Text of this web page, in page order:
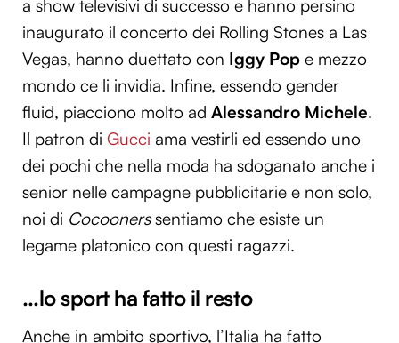
a show televisivi di successo e hanno persino
inaugurato il concerto dei Rolling Stones a Las
Vegas, hanno duettato con Iggy Pop e mezzo
mondo ce li invidia. Infine, essendo gender
fluid, piacciono molto ad Alessandro Michele.
Il patron di Gucci ama vestirli ed essendo uno
dei pochi che nella moda ha sdoganato anche i
senior nelle campagne pubblicitarie e non solo,
noi di Cocoonerssentiamo che esiste un
legame platonico con questi ragazzi.
…lo sport ha fatto il resto
Anche in ambito sportivo, l’Italia ha fatto